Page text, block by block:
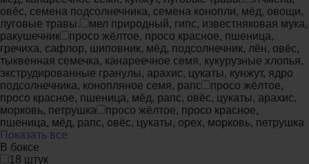
овёс, семена подсолнечника, семена конопли, мёд, овощи,
луговые травы.
мел природный, гипс, известняковая мука,
ракушечник
просо жёлтое, просо красное, пшеница,
гречиха, сафлор, шиповник, мёд, подсолнечник, лён, овёс,
тыквенная семечка, канареечное семя, кукурузные хлопья,
экструдированные гранулы, арахис, цукаты, кунжут, ядро
подсолнечника, конопляное семя, рапс
просо жёлтое,
просо красное, пшеница, мёд, рапс, овёс, цукаты, арахис,
морковь, петрушка
просо жёлтое, просо красное,
пшеница, мёд, рапс, овёс, цукаты, орех, морковь, петрушка
Показать все
В боксе
18 штук